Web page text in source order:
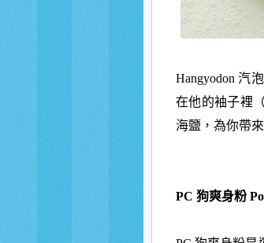
Hangyodon 汽
在他的袖子裡
海鹽， 為你帶
PC 狗爽身粉